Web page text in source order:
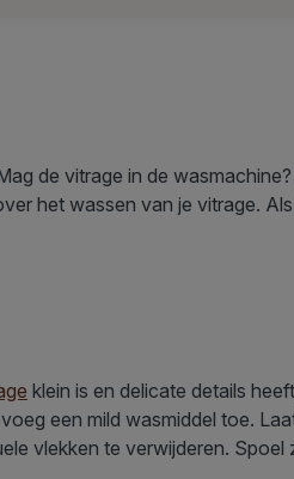
de vitrage in de
het wassen van je vitrage.
klein is en delicate details
een mild wasmiddel toe.
vlekken te verwijderen. Spoel